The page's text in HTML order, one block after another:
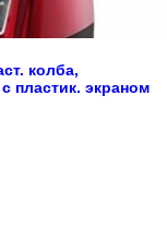
колба,
пластик. экраном